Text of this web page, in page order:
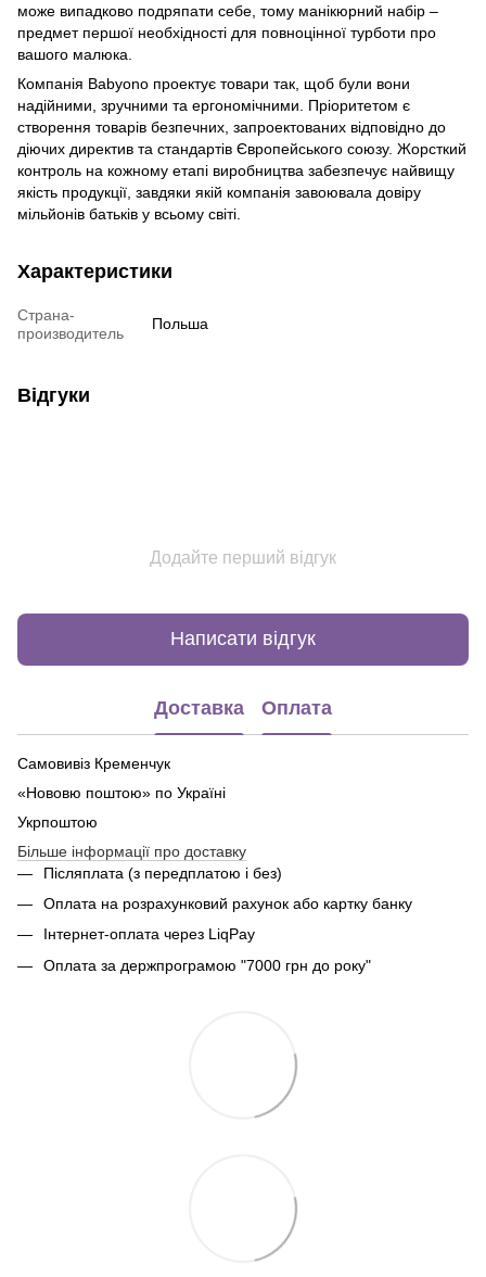
може випадково подряпати себе, тому манікюрний набір –
предмет першої необхідності для повноцінної турботи про
вашого малюка.
Компанія Babyono проектує товари так, щоб були вони
надійними, зручними та ергономічними. Пріоритетом є
створення товарів безпечних, запроектованих відповідно до
діючих директив та стандартів Європейського союзу. Жорсткий
контроль на кожному етапі виробництва забезпечує найвищу
якість продукції, завдяки якій компанія завоювала довіру
мільйонів батьків у всьому світі.
Характеристики
Страна-
производитель
Польша
Відгуки
Додайте перший відгук
Написати відгук
Доставка Оплата
Самовивіз Кременчук
«Нововю поштою» по Україні
Укрпоштою
Більше інформації про доставку
Післяплата (з передплатою і без)
Оплата на розрахунковий рахунок або картку банку
Інтернет-оплата через LiqPay
Оплата за держпрограмою "7000 грн до року"